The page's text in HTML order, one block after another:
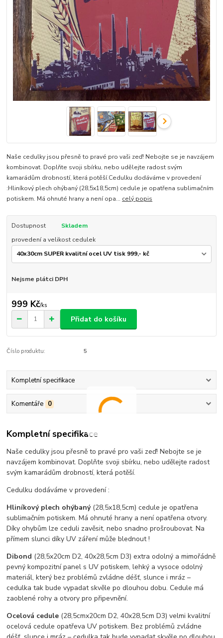
Naše cedulky jsou přesně to pravé pro vaši zeď! Nebojte se je navzájem
kombinovat. Doplňte svoji sbírku, nebo udělejte radost svým
kamarádům drobností, která potěší.Cedulku dodáváme v provedení
:Hliníkový plech ohýbaný (28,5x18,5cm) cedule je opatřena sublimačním
potiskem. Má ohnuté hrany a není opa... celý popis
Dostupnost
Skladem
provedení a velikost cedulek
Nejsme plátci DPH
999 Kč/ks
Přidat do košíku
Číslo produktu: 5
Kompletní specifikace
Komentáře 0
Kompletní specifikace
Naše cedulky jsou přesně to pravé pro vaši zeď! Nebojte se je
navzájem kombinovat. Doplňte svoji sbírku, nebo udělejte radost
svým kamarádům drobností, která potěší.
Cedulku dodáváme v provedení :
Hliníkový plech ohýbaný (28,5x18,5cm) cedule je opatřena
sublimačním potiskem. Má ohnuté hrany a není opatřena otvory.
Díky ohybům lze ceduli zavěsit, nebo snadno prošroubovat. Na
přímem slunci díky UV záření může blednout !
Dibond (28,5x20cm D2, 40x28,5cm D3) extra odolný a mimořádně
pevný kompozitní panel s UV potiskem, lehký a vysoce odolný
materiál, který bez problémů zvládne déšť, slunce i mráz –
cedulka tak bude vypadat skvěle po dlouhou dobu. Cedule má
zaoblené rohy a otvory pro připevnění.
Ocelová cedule (28,5cmx20cm D2, 40x28,5cm D3) velmi kvalitní
ocelová cedule opatřeva UV potiskem. Bez problémů zvládne